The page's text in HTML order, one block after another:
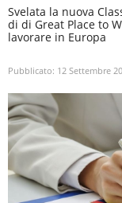
Svelata la nuova
di di Great Place to
lavorare in Europa
Pubblicato: 12 Settembre